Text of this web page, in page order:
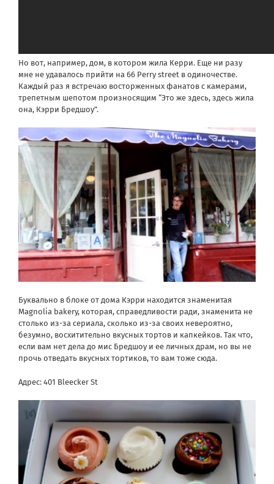
Но вот, например, дом, в котором жила Керри. Еще ни разу
мне не удавалось прийти на 66 Perry street в одиночестве.
Каждый раз я встречаю восторженных фанатов с камерами,
трепетным шепотом произносящим “Это же здесь, здесь жила
она, Кэрри Бредшоу”.
Буквально в блоке от дома Кэрри находится знаменитая
Magnolia bakery, которая, справедливости ради, знаменита не
столько из-за сериала, сколько из-за своих невероятно,
безумно, восхитительно вкусных тортов и капкейков. Так что,
если вам нет дела до мис Бредшоу и ее личных драм, но вы не
прочь отведать вкусных тортиков, то вам тоже сюда.
Адрес: 401 Bleecker St